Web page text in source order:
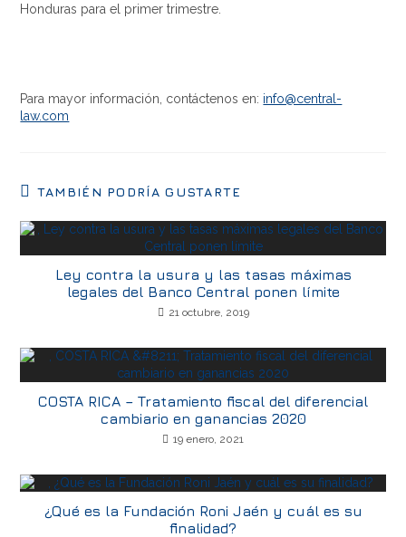
Honduras para el primer trimestre.
Para mayor información, contáctenos en: info@central-
law.com
TAMBIÉN PODRÍA GUSTARTE
Ley contra la usura y las tasas máximas
legales del Banco Central ponen límite
21 octubre, 2019
COSTA RICA – Tratamiento fiscal del diferencial
cambiario en ganancias 2020
19 enero, 2021
¿Qué es la Fundación Roni Jaén y cuál es su
finalidad?